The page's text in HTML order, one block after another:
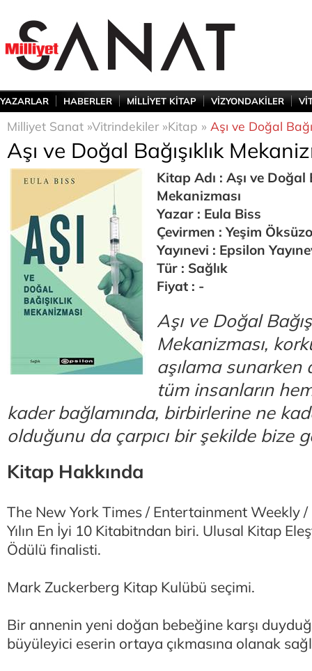
YAZARLAR HABERLER MİLLİYET KİTAP VİZYONDAKİLER
Milliyet Sanat »Vitrindekiler »Kitap » Aşı ve Doğal
Aşı ve Doğal Bağışıklık
Kitap Adı : Aşı ve Doğal
Mekanizması
Yazar : Eula Biss
Çevirmen : Yeşim
Yayınevi : Epsilon
Tür : Sağlık
Fiyat : -
Aşı ve Doğal
Mekanizması,
aşılama
tüm insanların
kader bağlamında, birbirlerine ne
olduğunu da çarpıcı bir şekilde bize
Kitap Hakkında
The New York Times / Entertainment Weekly
Yılın En İyi 10 Kitabitndan biri. Ulusal Kitap
Ödülü finalisti.
Mark Zuckerberg Kitap Kulübü seçimi.
Bir annenin yeni doğan bebeğine karşı
büyüleyici eserin ortaya çıkmasına olanak